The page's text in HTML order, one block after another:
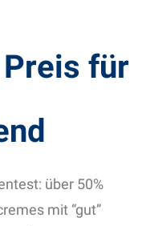
für
über 50%
mit “gut”